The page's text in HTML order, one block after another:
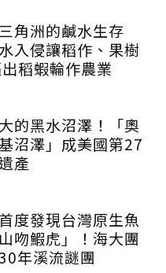
角洲的鹹水生存
入侵讓稻作、果樹
稻蝦輪作農業
的黑水沼澤！「奧
沼澤」成美國第27
產
度發現台灣原生魚
山吻鰕虎」！海大團
年溪流謎團